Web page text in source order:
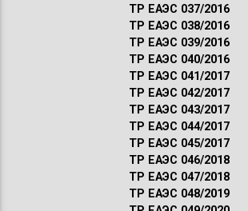
ТР ЕАЭС 037/2016
ТР ЕАЭС 038/2016
ТР ЕАЭС 039/2016
ТР ЕАЭС 040/2016
ТР ЕАЭС 041/2017
ТР ЕАЭС 042/2017
ТР ЕАЭС 043/2017
ТР ЕАЭС 044/2017
ТР ЕАЭС 045/2017
ТР ЕАЭС 046/2018
ТР ЕАЭС 047/2018
ТР ЕАЭС 048/2019